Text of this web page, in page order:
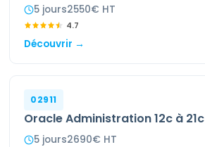
5jours2550€ HT
4.7
Découvrir →
02911
Oracle Administration 12c à 21c
5jours2690€ HT